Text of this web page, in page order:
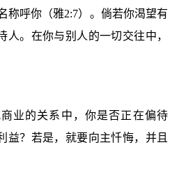
称呼你（雅2:7）。倘若你渴望有
人。在你与别人的一切交往中，
业的关系中，你是否正在偏待
益？若是，就要向主忏悔，并且